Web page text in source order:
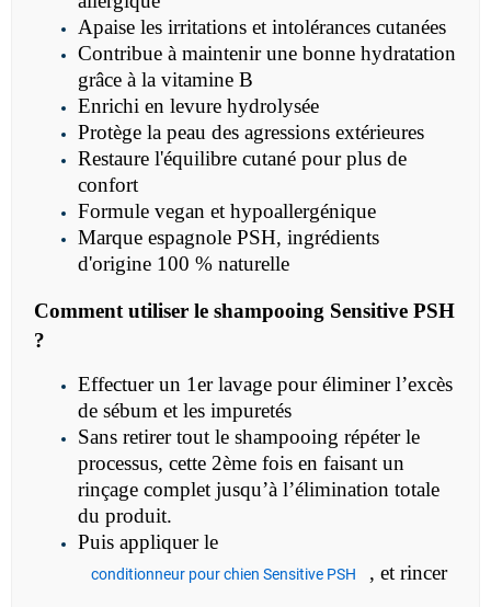
Apaise les irritations et intolérances cutanées
Contribue à maintenir une bonne hydratation
grâce à la vitamine B
Enrichi en levure hydrolysée
Protège la peau des agressions extérieures
Restaure l'équilibre cutané pour plus de
confort
Formule vegan et hypoallergénique
Marque espagnole PSH, ingrédients
d'origine 100 % naturelle
Comment utiliser le shampooing Sensitive PSH
?
Effectuer un 1er lavage pour éliminer l’excès
de sébum et les impuretés
Sans retirer tout le shampooing répéter le
processus, cette 2ème fois en faisant un
rinçage complet jusqu’à l’élimination totale
du produit.
Puis appliquer le
conditionneur pour chien Sensitive PSH , et rincer